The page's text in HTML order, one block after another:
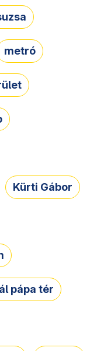
metró
Kürti Gábor
pápa tér